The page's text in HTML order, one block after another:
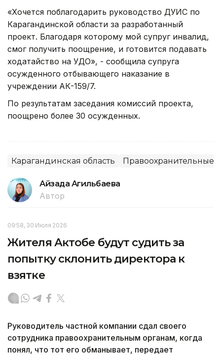
«Хочется поблагодарить руководство ДУИС по
Карагандинской области за разработанный
проект. Благодаря которому мой супруг инвалид,
смог получить поощрение, и готовится подавать
ходатайство на УДО», - сообщила супруга
осужденного отбывающего наказание в
учреждении АК-159/7.
По результатам заседания комиссий проекта,
поощрено более 30 осужденных.
Карагандинская область Правоохранительные
Айзада Агильбаева
Автор
09:58, 30 Июля 2026
Жителя Актобе будут судить за
попытку склонить директора к
взятке
Руководитель частной компании сдал своего
сотрудника правоохранительным органам, когда
понял, что тот его обманывает, передает